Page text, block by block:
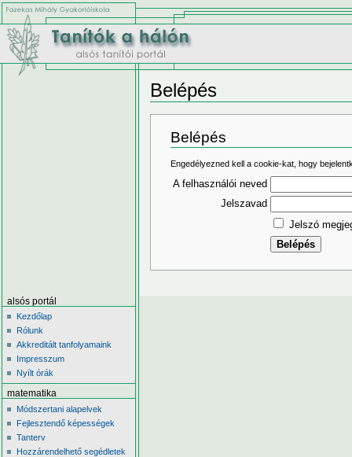
Belépés
Belépés
Engedélyezned kell a cookie-kat, hogy
A felhasználói neved
Jelszavad
Jelszó
alsós portál
Kezdőlap
Rólunk
Akkreditált tanfolyamaink
Impresszum
Nyílt órák
matematika
Módszertani alapelvek
Fejlesztendő képességek
Tanterv
Hozzárendelhető segédletek